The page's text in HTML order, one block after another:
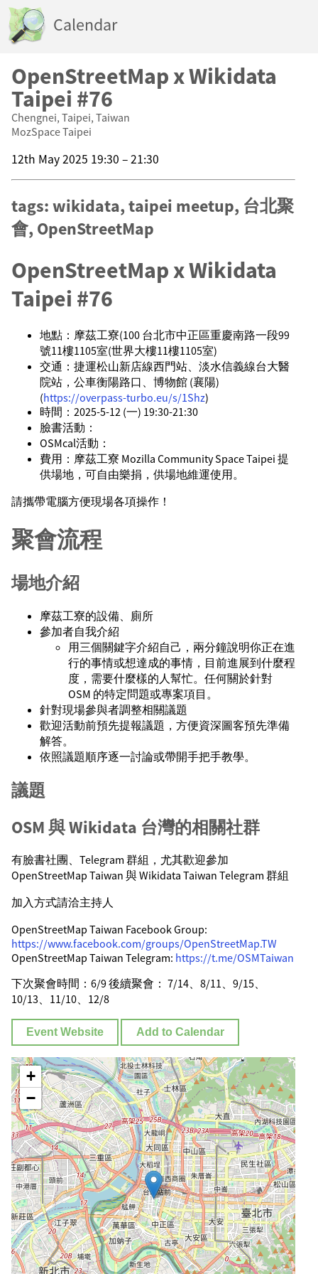
Calendar
OpenStreetMap x Wikidata
Taipei #76
Chengnei, Taipei, Taiwan
MozSpace Taipei
12th May 2025 19:30 – 21:30
tags: wikidata, taipei meetup, 台北聚
會, OpenStreetMap
OpenStreetMap x Wikidata
Taipei #76
地點：摩茲工寮(100 台北市中正區重慶南路一段99
號11樓1105室(世界大樓11樓1105室)
交通：捷運松山新店線西門站、淡水信義線台大醫
院站，公車衡陽路口、博物館 (襄陽)
(https://overpass-turbo.eu/s/1Shz)
時間：2025-5-12 (一) 19:30-21:30
臉書活動：
OSMcal活動：
費用：摩茲工寮 Mozilla Community Space Taipei 提
供場地，可自由樂捐，供場地維運使用。
請攜帶電腦方便現場各項操作！
聚會流程
場地介紹
摩茲工寮的設備、廁所
參加者自我介紹
用三個關鍵字介紹自己，兩分鐘說明你正在進
行的事情或想達成的事情，目前進展到什麼程
度，需要什麼樣的人幫忙。任何關於針對
OSM 的特定問題或專案項目。
針對現場參與者調整相關議題
歡迎活動前預先提報議題，方便資深圖客預先準備
解答。
依照議題順序逐一討論或帶開手把手教學。
議題
OSM 與 Wikidata 台灣的相關社群
有臉書社團、Telegram 群組，尤其歡迎參加
OpenStreetMap Taiwan 與 Wikidata Taiwan Telegram 群組
加入方式請洽主持人
OpenStreetMap Taiwan Facebook Group:
https://www.facebook.com/groups/OpenStreetMap.TW
OpenStreetMap Taiwan Telegram: https://t.me/OSMTaiwan
下次聚會時間：6/9 後續聚會： 7/14、8/11、9/15、
10/13、11/10、12/8
Event Website Add to Calendar
+
−